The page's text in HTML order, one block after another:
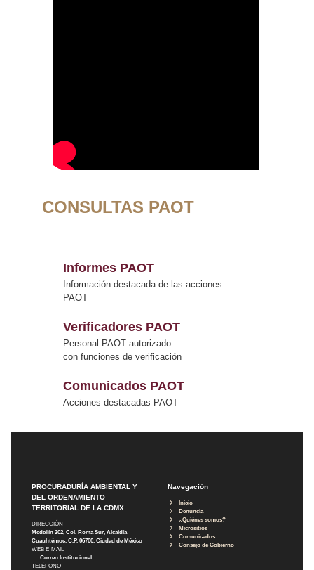
CONSULTAS PAOT
Informes PAOT
Información destacada de las acciones
PAOT
Verificadores PAOT
Personal PAOT autorizado
con funciones de verificación
Comunicados PAOT
Acciones destacadas PAOT
PROCURADURÍA AMBIENTAL Y
DEL ORDENAMIENTO
TERRITORIAL DE LA CDMX
DIRECCIÓN
Medellín 202, Col. Roma Sur, Alcaldía
Cuauhtémoc, C.P. 06700, Ciudad de México
WEB E-MAIL
Correo Institucional
TELÉFONO
Navegación
Inicio
Denuncia
¿Quiénes somos?
Micrositios
Comunicados
Consejo de Gobierno